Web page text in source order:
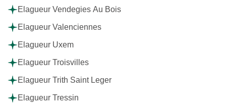
Elagueur Vendegies Au Bois
Elagueur Valenciennes
Elagueur Uxem
Elagueur Troisvilles
Elagueur Trith Saint Leger
Elagueur Tressin